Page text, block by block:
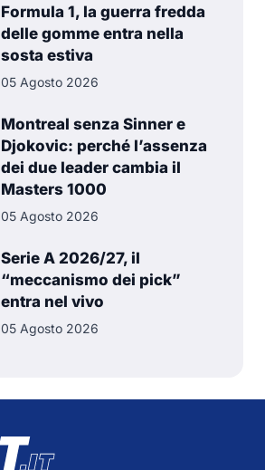
Formula 1, la guerra fredda
delle gomme entra nella
sosta estiva
05 Agosto 2026
Montreal senza Sinner e
Djokovic: perché l’assenza
dei due leader cambia il
Masters 1000
05 Agosto 2026
Serie A 2026/27, il
“meccanismo dei pick”
entra nel vivo
05 Agosto 2026